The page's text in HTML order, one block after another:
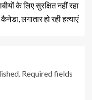
के लिए सुरक्षित नहीं रहा
कैनेडा, लगातार हो रही हत्याएं
Required fields